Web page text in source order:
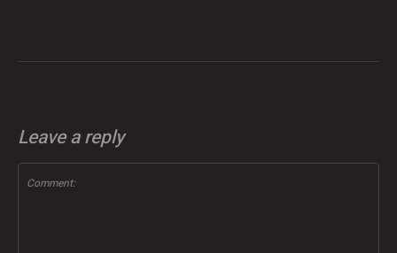
Leave a reply